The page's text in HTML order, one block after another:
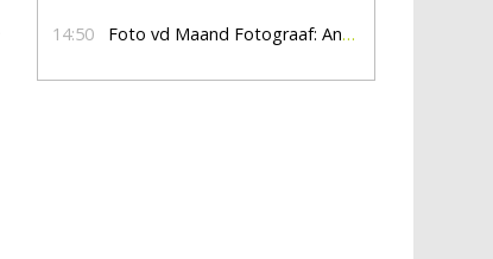
14:50 Foto vd Maand Fotograaf: Anna Jalving